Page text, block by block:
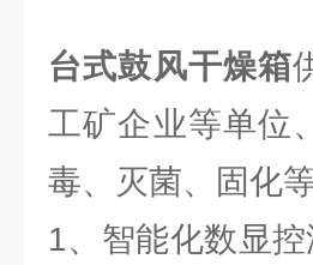
台式鼓风干燥箱
工矿企业等单位
毒、灭菌、固化等
1、智能化数显